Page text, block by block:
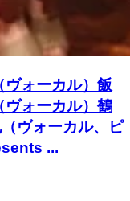
ォーカル）飯
ヴォーカル）鶴
ヴォーカル、ピ
...